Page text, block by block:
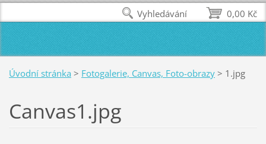
Úvodní stránka > Fotogalerie, Canvas, Foto-obrazy > 1.jpg
Canvas1.jpg
0,00 Kč
Vyhledávání